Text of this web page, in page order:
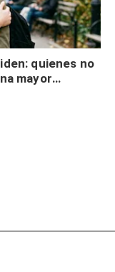
quienes no
mayor
y no es por